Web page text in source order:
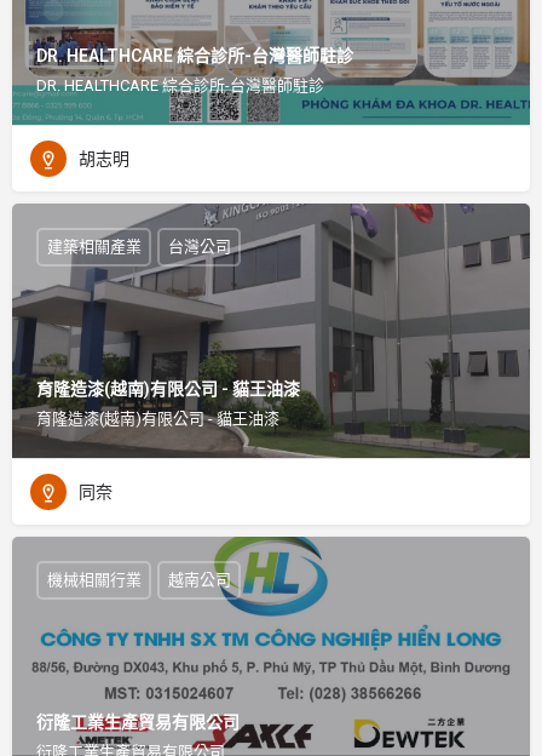
DR. HEALTHCARE 綜合診所-台灣醫師駐診
DR. HEALTHCARE 綜合診所-台灣醫師駐診
胡志明
育隆造漆(越南)有限公司 - 貓王油漆
育隆造漆(越南)有限公司 - 貓王油漆
建築相關產業 台灣公司
同奈
衍隆工業生產貿易有限公司
衍隆工業生產貿易有限公司
機械相關行業 越南公司